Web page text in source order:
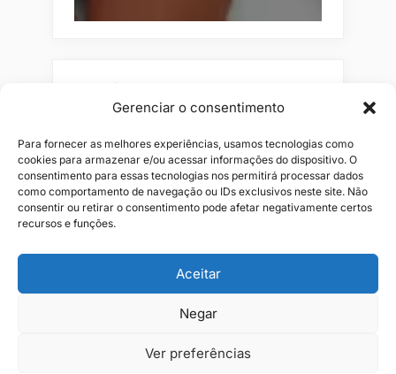
Gerenciar o consentimento
Para fornecer as melhores experiências, usamos tecnologias como
cookies para armazenar e/ou acessar informações do dispositivo. O
consentimento para essas tecnologias nos permitirá processar dados
como comportamento de navegação ou IDs exclusivos neste site. Não
consentir ou retirar o consentimento pode afetar negativamente certos
recursos e funções.
Aceitar
Negar
Ver preferências
Pesquisar
Combos
Jeans Kits Masculino